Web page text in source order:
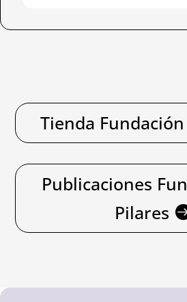
Tienda
Publicaciones
Pilares